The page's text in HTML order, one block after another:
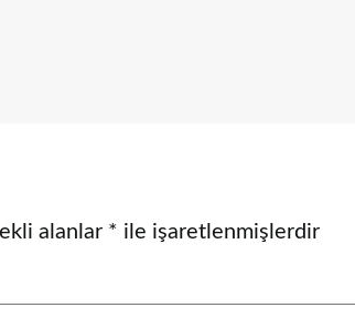
alanlar * ile işaretlenmişlerdir